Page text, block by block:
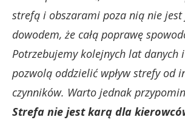
strefą i obszarami poza nią nie jest
dowodem, że całą poprawę
Potrzebujemy kolejnych lat danych
pozwolą oddzielić wpływ strefy od
czynników. Warto jednak
Strefa nie jest karą dla